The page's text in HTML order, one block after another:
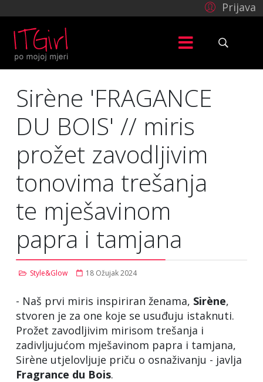
Prijava
Sirène 'FRAGANCE
DU BOIS' // miris
prožet zavodljivim
tonovima trešanja
te mješavinom
papra i tamjana
Style&Glow 18 Ožujak 2024
- Naš prvi miris inspiriran ženama, Sirène,
stvoren je za one koje se usuđuju istaknuti.
Prožet zavodljivim mirisom trešanja i
zadivljujućom mješavinom papra i tamjana,
Sirène utjelovljuje priču o osnaživanju - javlja
Fragrance du Bois.